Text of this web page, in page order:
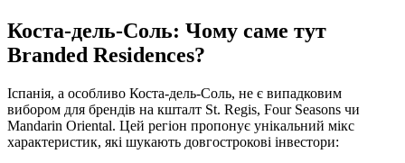
Коста-дель-Соль: Чому саме тут
Branded Residences?
Іспанія, а особливо Коста-дель-Соль, не є випадковим
вибором для брендів на кшталт St. Regis, Four Seasons чи
Mandarin Oriental. Цей регіон пропонує унікальний мікс
характеристик, які шукають довгострокові інвестори: